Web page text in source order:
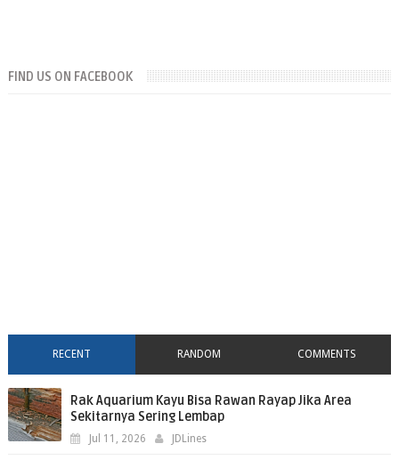
FIND US ON FACEBOOK
RECENT RANDOM COMMENTS
Rak Aquarium Kayu Bisa Rawan Rayap Jika Area
Sekitarnya Sering Lembap
Jul 11, 2026 JDLines